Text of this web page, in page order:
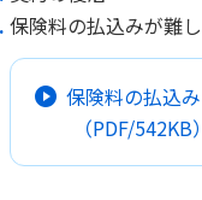
保険料の払込みが難
保険料の払込み
（PDF/542KB）